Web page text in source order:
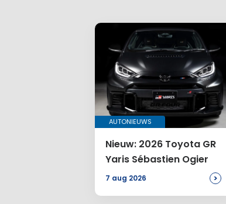
AUTONIEUWS
Nieuw: 2026 Toyota GR
Yaris Sébastien Ogier
7 aug 2026 >